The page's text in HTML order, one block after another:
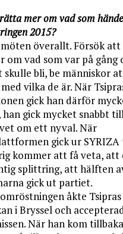
mer om vad som
2015?
överallt. Försök
om vad som var på gång
bli, be människor
vilka de är. När
gick han därför
gick mycket snabbt
om ett nyval. När
gick ur SYRIZA
kommer att få veta, att
splittring, att hälften
gick ut partiet.
åkte
i Bryssel och
När han kom